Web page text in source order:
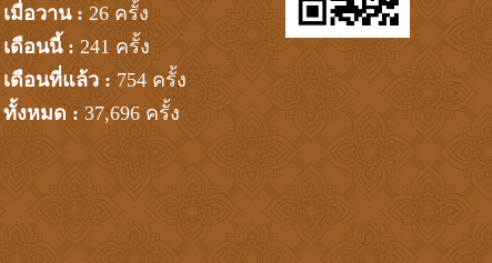
เมื่อวาน : 26 ครั้ง
เดือนนี้ : 241 ครั้ง
เดือนที่แล้ว : 754 ครั้ง
ทั้งหมด : 37,696 ครั้ง